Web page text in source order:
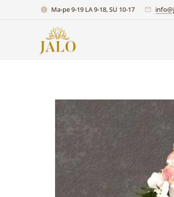
Ma-pe 9-19 LA 9-18, SU 10-17